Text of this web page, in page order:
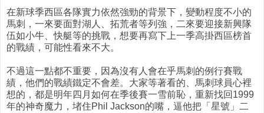
在新球季西區各隊實力依然強勁的背景下，變動程度不小的
馬刺，一來要面對湖人、拓荒者等列強，二來要迎接新興隊
伍如小牛、快艇等的挑戰，想要再寫下上一季高掛西區榜首
的戰績，可能性看來不大。
不過這一點都不重要，因為沒有人會在乎馬刺的例行賽戰
績，他們的戰績鐵定不會差。大家等著看的、馬刺球員心裡
想的，都是明年四月如何在季後賽一雪前恥，重新找回1999
年的神奇魔力，堵住Phil Jackson的嘴，逼他把「星號」二